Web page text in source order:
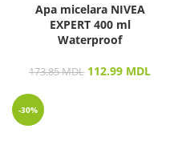
Apa micelara NIVEA
EXPERT 400 ml
Waterproof
173.85MDL 112.99 MDL
-30%